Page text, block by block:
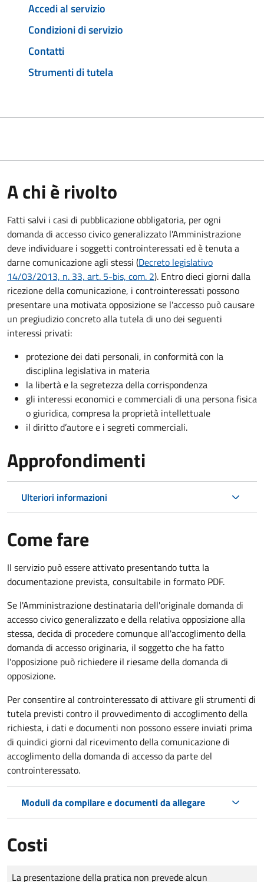
Accedi al servizio
Condizioni di servizio
Contatti
Strumenti di tutela
A chi è rivolto
Fatti salvi i casi di pubblicazione obbligatoria, per ogni
domanda di accesso civico generalizzato l'Amministrazione
deve individuare i soggetti controinteressati ed è tenuta a
darne comunicazione agli stessi (Decreto legislativo
14/03/2013, n. 33, art. 5-bis, com. 2). Entro dieci giorni dalla
ricezione della comunicazione, i controinteressati possono
presentare una motivata opposizione se l'accesso può causare
un pregiudizio concreto alla tutela di uno dei seguenti
interessi privati:
protezione dei dati personali, in conformità con la
disciplina legislativa in materia
la libertà e la segretezza della corrispondenza
gli interessi economici e commerciali di una persona fisica
o giuridica, compresa la proprietà intellettuale
il diritto d’autore e i segreti commerciali.
Approfondimenti
Ulteriori informazioni
Come fare
Il servizio può essere attivato presentando tutta la
documentazione prevista, consultabile in formato PDF.
Se l'Amministrazione destinataria dell'originale domanda di
accesso civico generalizzato e della relativa opposizione alla
stessa, decida di procedere comunque all'accoglimento della
domanda di accesso originaria, il soggetto che ha fatto
l'opposizione può richiedere il riesame della domanda di
opposizione.
Per consentire al controinteressato di attivare gli strumenti di
tutela previsti contro il provvedimento di accoglimento della
richiesta, i dati e documenti non possono essere inviati prima
di quindici giorni dal ricevimento della comunicazione di
accoglimento della domanda di accesso da parte del
controinteressato.
Moduli da compilare e documenti da allegare
Costi
Tipo di pagamento
Importo
La presentazione della pratica non prevede alcun